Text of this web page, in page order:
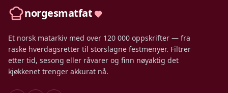
norgesmatfat
Et norsk matarkiv med over 120 000 oppskrifter — fra
raske hverdagsretter til storslagne festmenyer. Filtrer
etter tid, sesong eller råvarer og finn nøyaktig det
kjøkkenet trenger akkurat nå.